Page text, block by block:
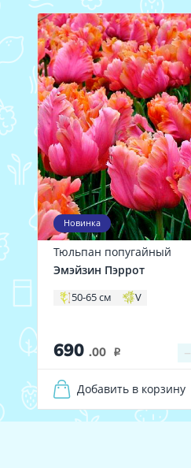
Новинка
Тюльпан попугайный
Эмэйзин Пэррот
50-65 см V
690 .00 i −
Добавить в корзину